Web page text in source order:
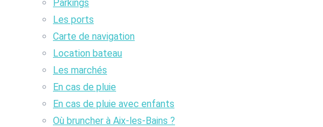
Parkings
Les ports
Carte de navigation
Location bateau
Les marchés
En cas de pluie
En cas de pluie avec enfants
Où bruncher à Aix-les-Bains ?